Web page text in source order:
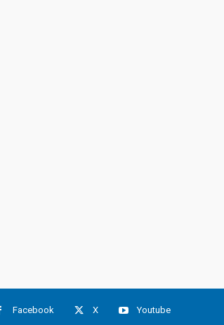
Facebook X Youtube